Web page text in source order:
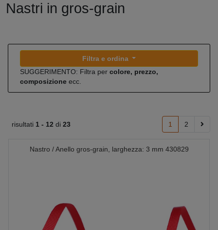
Nastri in gros-grain
Filtra e ordina
SUGGERIMENTO: Filtra per colore, prezzo,
composizione ecc.
risultati 1 - 12 di 23 1 2
Nastro / Anello gros-grain, larghezza: 3 mm 430829